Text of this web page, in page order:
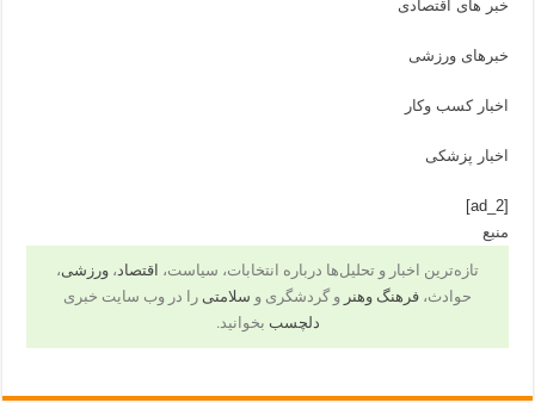
خبر های اقتصادی
خبرهای ورزشی
اخبار کسب وکار
اخبار پزشکی
[ad_2]
منبع
تازه‌ترین اخبار و تحلیل‌ها درباره انتخابات، سیاست، اقتصاد، ورزشی،
حوادث، فرهنگ وهنر و گردشگری و سلامتی را در وب سایت خبری
دلچسب بخوانید.